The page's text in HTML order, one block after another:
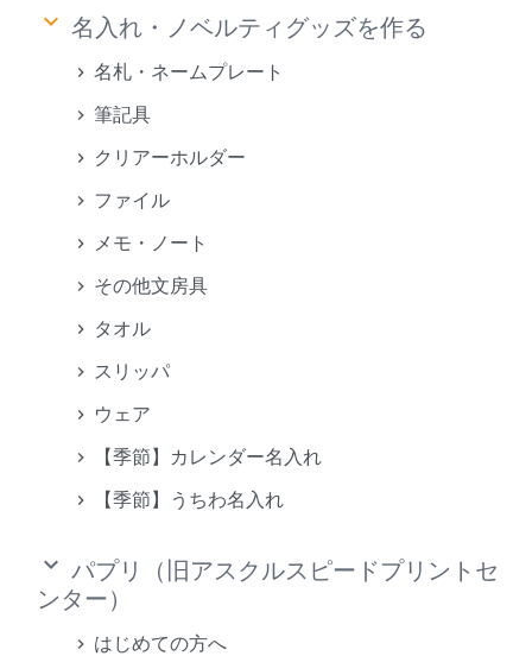
keyboard_arrow_down 名入れ・ノベルティグッズを作る
名札・ネームプレート
筆記具
クリアーホルダー
ファイル
メモ・ノート
その他文房具
タオル
スリッパ
ウェア
【季節】カレンダー名入れ
【季節】うちわ名入れ
keyboard_arrow_down パプリ（旧アスクルスピードプリントセ
ンター）
はじめての方へ